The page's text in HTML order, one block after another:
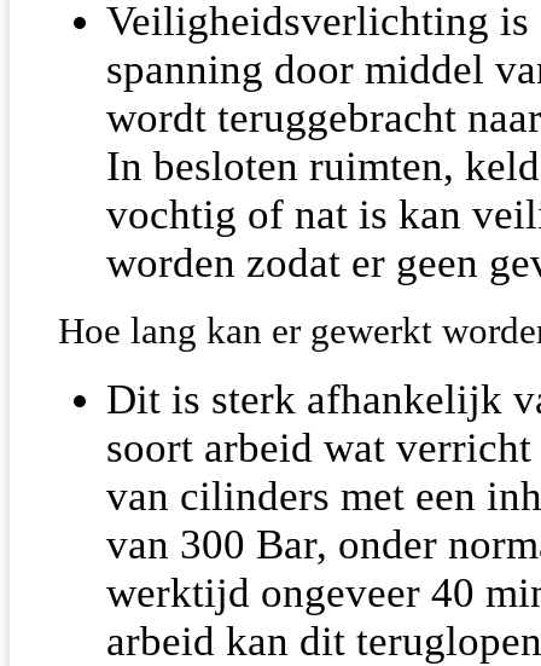
Veiligheidsverlichting is
spanning door middel
wordt teruggebracht
In besloten ruimten,
vochtig of nat is kan
worden zodat er geen
Hoe lang kan er gewerkt
Dit is sterk afhankelijk
soort arbeid wat
van cilinders met een
van 300 Bar, onder
werktijd ongeveer 40
arbeid kan dit